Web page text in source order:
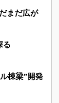
まだ広が
る
棟梁”開発